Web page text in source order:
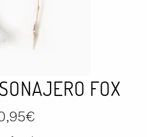
FOX
€